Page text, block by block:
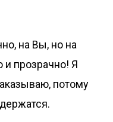
на Вы, но на
и прозрачно! Я
потому